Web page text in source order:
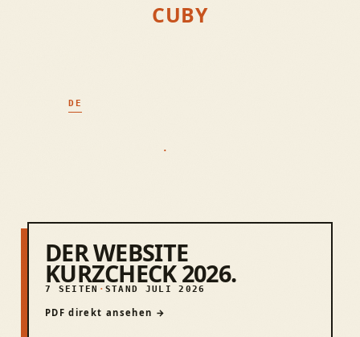
CUBY
DE
.
DER WEBSITE
KURZCHECK 2026.
7 SEITEN STAND JULI 2026
PDF direkt ansehen →